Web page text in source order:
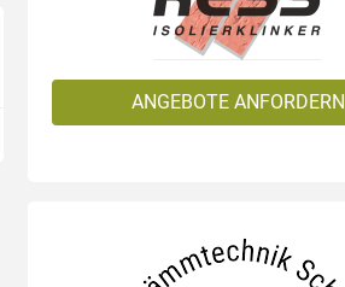
ANGEBOTE ANFORDERN